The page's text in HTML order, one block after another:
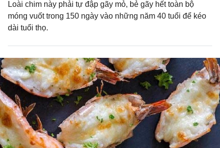
Loài chim này phải tự đập gãy mỏ, bẻ gãy hết toàn bộ
móng vuốt trong 150 ngày vào những năm 40 tuổi để kéo
dài tuổi thọ.